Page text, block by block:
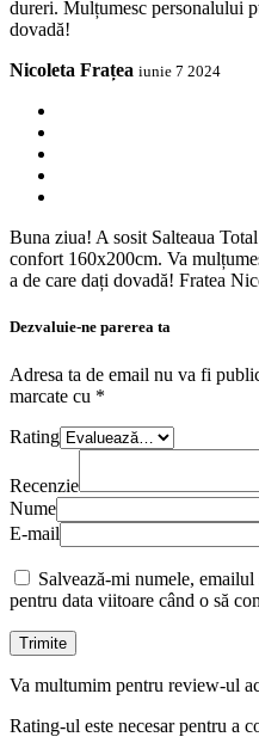
dureri. Mulțumesc personalului
dovadă!
Nicoleta Frațea iunie 7 2024
Buna ziua! A sosit Salteaua
confort 160x200cm. Va
a de care dați dovadă! Fratea
Dezvaluie-ne parerea ta
Adresa ta de email nu va fi
marcate cu *
Rating
Recenzie
Nume
E-mail
Salvează-mi numele,
pentru data viitoare când o să
Va multumim pentru review-ul
Rating-ul este necesar pentru a